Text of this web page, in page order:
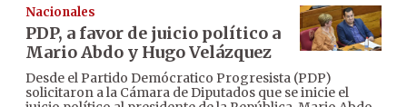
Nacionales
PDP, a favor de juicio político a
Mario Abdo y Hugo Velázquez
Desde el Partido Demócratico Progresista (PDP)
solicitaron a la Cámara de Diputados que se inicie el